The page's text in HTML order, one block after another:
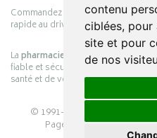
contenu
ciblées,
site et pour
de nos
Commandez simplement vos
rapide au drive ou la livraison à
Lapharmacie Cayeuxs’engage à
fiable et sécurisée, en officine
santé et de votre bien-être.
© 1991-2026 PHARMACIE
Page mise à jour le 03/